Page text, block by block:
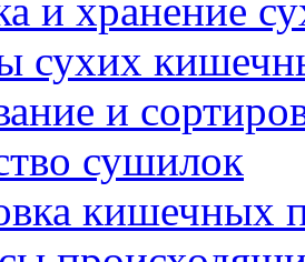
и хранение
сухих
и
сушилок
кишечных